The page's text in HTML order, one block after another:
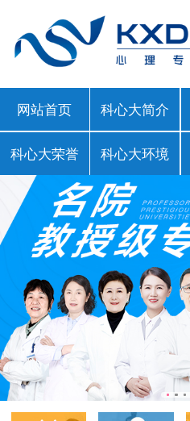
网站首页 科心大简介
科心大荣誉 科心大环境